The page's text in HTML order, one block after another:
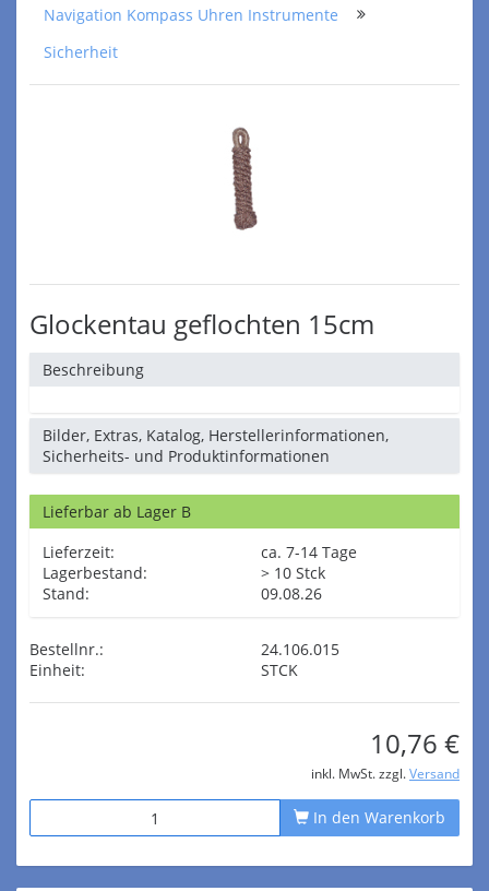
Navigation Kompass Uhren Instrumente
Sicherheit
Glockentau geflochten 15cm
Beschreibung
Bilder, Extras, Katalog, Herstellerinformationen,
Sicherheits- und Produktinformationen
Lieferbar ab Lager B
Lieferzeit:
ca. 7-14 Tage
Lagerbestand:
> 10 Stck
Stand:
09.08.26
Bestellnr.:
24.106.015
Einheit:
STCK
10,76 €
inkl. MwSt. zzgl. Versand
In den Warenkorb